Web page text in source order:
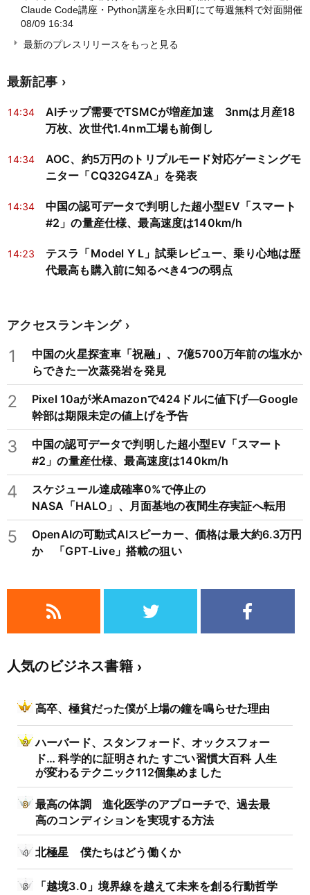
Claude Code講座・Python講座を永田町にて毎週無料で対面開催
08/09 16:34
最新のプレスリリースをもっと見る
最新記事
14:34
AIチップ需要でTSMCが増産加速 3nmは月産18
万枚、次世代1.4nm工場も前倒し
14:34
AOC、約5万円のトリプルモード対応ゲーミングモ
ニター「CQ32G4ZA」を発表
14:34
中国の認可データで判明した超小型EV「スマート
#2」の量産仕様、最高速度は140km/h
14:23
テスラ「Model Y L」試乗レビュー、乗り心地は歴
代最高も購入前に知るべき4つの弱点
アクセスランキング
1
中国の火星探査車「祝融」、7億5700万年前の塩水か
らできた一次蒸発岩を発見
2
Pixel 10aが米Amazonで424ドルに値下げ―Google
幹部は期限未定の値上げを予告
3
中国の認可データで判明した超小型EV「スマート
#2」の量産仕様、最高速度は140km/h
4
スケジュール達成確率0%で停止の
NASA「HALO」、月面基地の夜間生存実証へ転用
5
OpenAIの可動式AIスピーカー、価格は最大約6.3万円
か 「GPT-Live」搭載の狙い
人気のビジネス書籍
高卒、極貧だった僕が上場の鐘を鳴らせた理由
ハーバード、スタンフォード、オックスフォー
ド… 科学的に証明された すごい習慣大百科 人生
が変わるテクニック112個集めました
最高の体調 進化医学のアプローチで、過去最
高のコンディションを実現する方法
北極星 僕たちはどう働くか
「越境3.0」境界線を越えて未来を創る行動哲学